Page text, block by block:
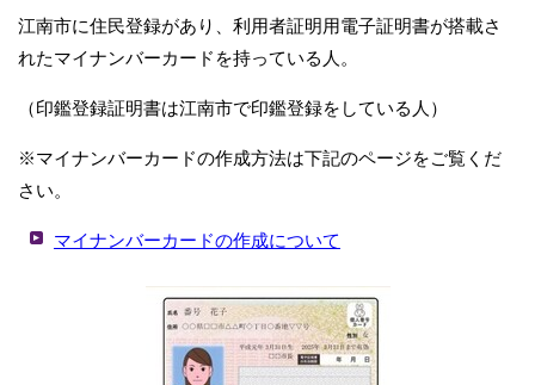
江南市に住民登録があり、利用者証明用電子証明書が搭載さ
れたマイナンバーカードを持っている人。
（印鑑登録証明書は江南市で印鑑登録をしている人）
※マイナンバーカードの作成方法は下記のページをご覧くだ
さい。
マイナンバーカードの作成について